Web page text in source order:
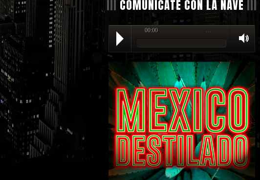
COMUNICATE CON LA NAVE
00:00 …